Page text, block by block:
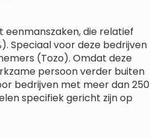
die relatief
Speciaal voor deze bedrijven
(Tozo). Omdat deze
persoon verder buiten
bedrijven met meer dan 250
specifiek gericht zijn op